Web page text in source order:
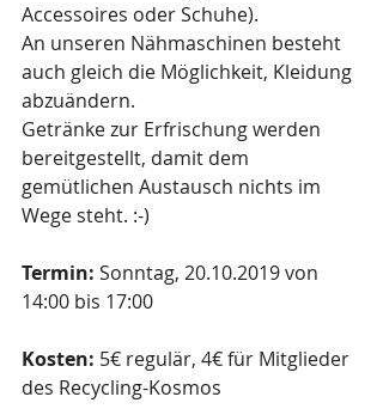
Accessoires oder Schuhe).
An unseren Nähmaschinen besteht
auch gleich die Möglichkeit, Kleidung
abzuändern.
Getränke zur Erfrischung werden
bereitgestellt, damit dem
gemütlichen Austausch nichts im
Wege steht. :-)
Termin: Sonntag, 20.10.2019 von
14:00 bis 17:00
Kosten: 5€ regulär, 4€ für Mitglieder
des Recycling-Kosmos